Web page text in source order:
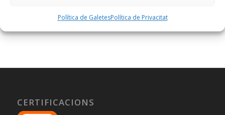
Política de GaletesPolítica de Privacitat
CERTIFICACIONS